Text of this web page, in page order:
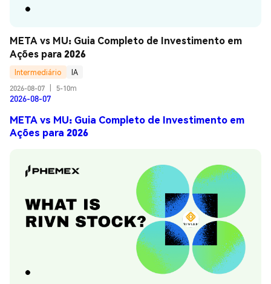
META vs MU: Guia Completo de Investimento em
Ações para 2026
Intermediário
IA
2026-08-07
5-10m
2026-08-07
META vs MU: Guia Completo de Investimento em
Ações para 2026